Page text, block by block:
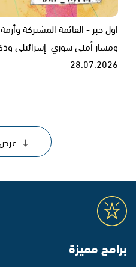
اول خبر - القائمة المشتركة
ومسار أمني سوري–إسرائيلي
28.07.2026
عرض
برامج مميزة